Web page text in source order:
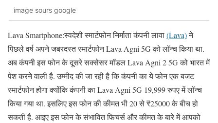
image sours google
Lava Smartphone:स्वदेशी स्मार्टफोन निर्माता कंपनी लावा(Lava)ने
पिछले वर्ष अपने जबरदस्त स्मार्टफोन Lava Agni 5G को लॉन्च किया था.
अब कंपनी इस फोन के दूसरे सक्सेसर मॉडल Lava Agni 2 5G को भारत में
पेश करने वाली है. उम्मीद की जा रही है कि कंपनी का ये फोन एक बजट
स्मार्टफोन होगा क्योंकि कंपनी का Lava Agni 5G 19,999 रुपए में लॉन्च
किया गया था. इसलिए इस फोन की कीमत भी 20 से ₹25000 के बीच हो
सकती है. आइए इस फोन के संभावित फिचर्स और कीमत के बारे में आपको